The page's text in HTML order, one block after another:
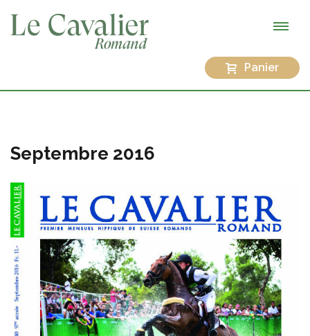
Panier
Septembre 2016